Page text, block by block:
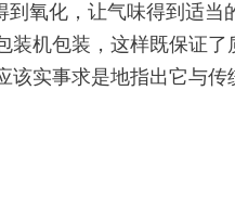
氧化，让气味得到适当
机包装，这样既保证了
实事求是地指出它与传